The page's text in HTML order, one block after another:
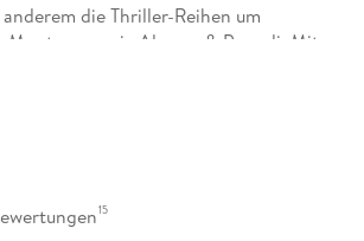
die Thriller-Reihen um
sowie Alvarez & Pescoli. Mit
Nancy Bush, hat sie mehrere
15